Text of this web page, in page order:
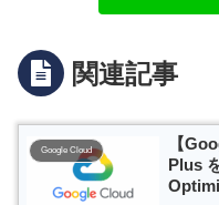
関連記事
Google Cloud
【
Plus